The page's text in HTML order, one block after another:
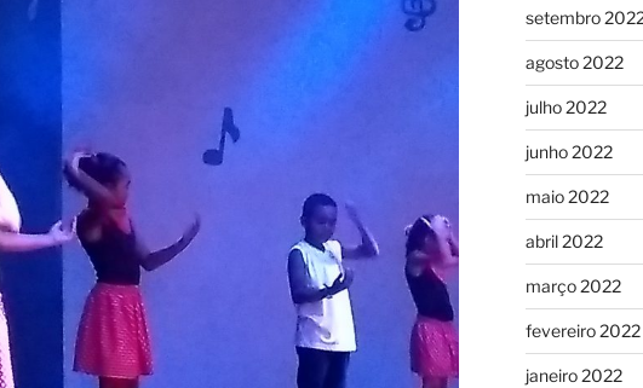
setembro
agosto 2022
julho 2022
junho 2022
maio 2022
abril 2022
março 2022
fevereiro 2022
janeiro 2022